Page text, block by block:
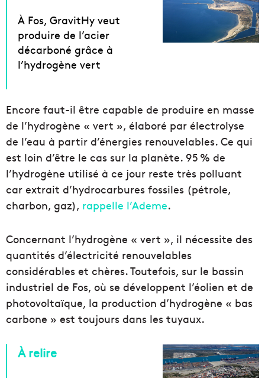
À Fos, GravitHy veut
produire de l’acier
décarboné grâce à
l’hydrogène vert
Encore faut-il être capable de produire en masse
de l’hydrogène « vert », élaboré par électrolyse
de l’eau à partir d’énergies renouvelables. Ce qui
est loin d’être le cas sur la planète. 95 % de
l’hydrogène utilisé à ce jour reste très polluant
car extrait d’hydrocarbures fossiles (pétrole,
charbon, gaz), rappelle l’Ademe.
Concernant l’hydrogène « vert », il nécessite des
quantités d’électricité renouvelables
considérables et chères. Toutefois, sur le bassin
industriel de Fos, où se développent l’éolien et de
photovoltaïque, la production d’hydrogène « bas
carbone » est toujours dans les tuyaux.
À relire